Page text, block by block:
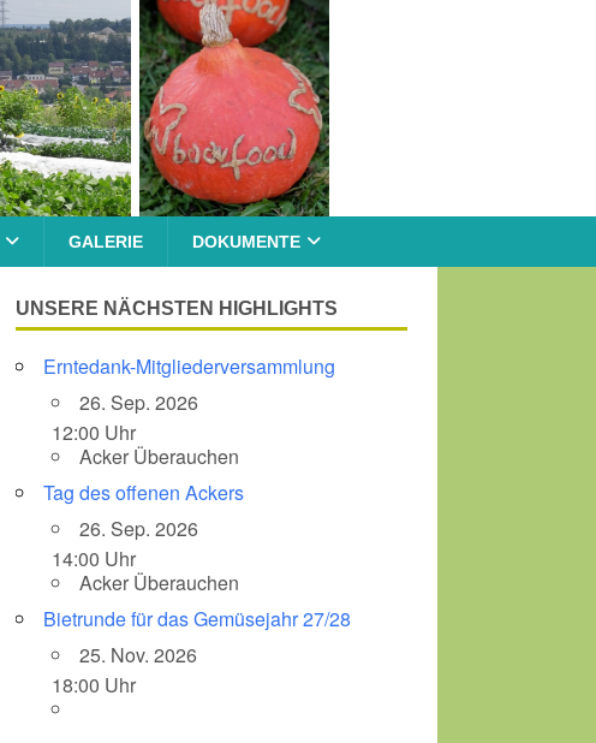
GALERIE DOKUMENTE
Office 365
UNSERE NÄCHSTEN HIGHLIGHTS
Erntedank-Mitgliederversammlung
26. Sep. 2026
12:00 Uhr
Acker Überauchen
Tag des offenen Ackers
26. Sep. 2026
14:00 Uhr
Acker Überauchen
Bietrunde für das Gemüsejahr 27/28
25. Nov. 2026
18:00 Uhr